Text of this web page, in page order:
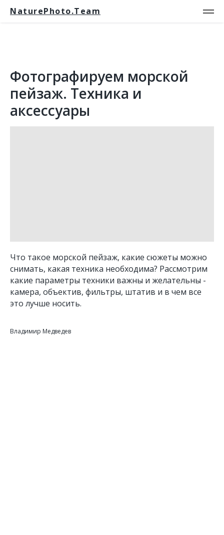
NaturePhoto.Team
Фотографируем морской
пейзаж. Техника и
аксессуары
Что такое морской пейзаж, какие сюжеты можно
снимать, какая техника необходима? Рассмотрим
какие параметры техники важны и желательны -
камера, объектив, фильтры, штатив и в чем все
это лучше носить.
Владимир Медведев